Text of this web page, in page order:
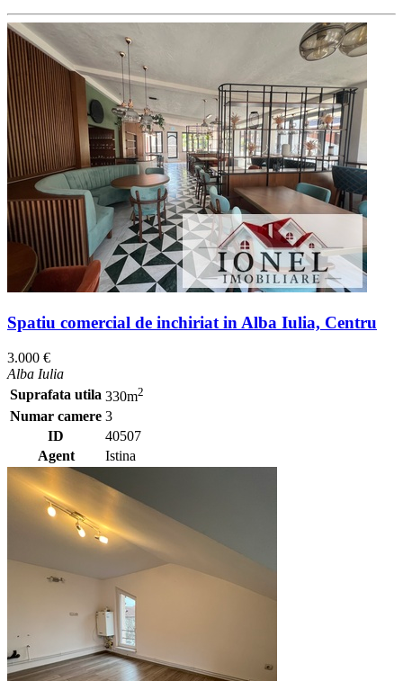
Spatiu comercial de inchiriat in Alba Iulia, Centru
3.000 €
Alba Iulia
Suprafata utila 330m2
Numar camere 3
ID
40507
Agent
Istina